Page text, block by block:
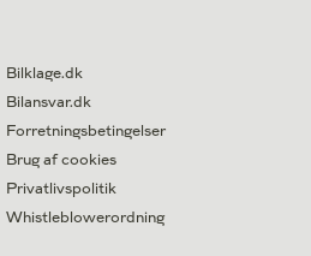
Bilklage.dk
Bilansvar.dk
Forretningsbetingelser
Brug af cookies
Privatlivspolitik
Whistleblowerordning